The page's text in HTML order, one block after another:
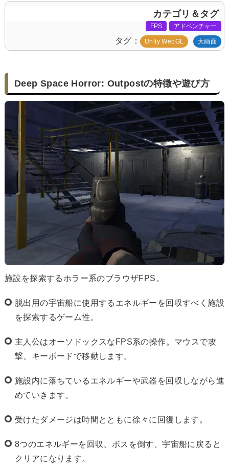
カテゴリ＆タグ
FPS アドベンチャー
タグ Unity WebGL 大画面
Deep Space Horror: Outpostの特徴や遊び方
施設を探索するホラー系のブラウザFPS。
脱出用の宇宙船に使用するエネルギーを回収すべく施設
を探索するゲーム性。
主人公はオーソドックスなFPS系の操作。マウスで攻
撃、キーボードで移動します。
施設内に落ちているエネルギーや武器を回収しながら進
めていきます。
受けたダメージは時間とともに徐々に回復します。
8つのエネルギーを回収、ボスを倒す、宇宙船に戻ると
クリアになります。